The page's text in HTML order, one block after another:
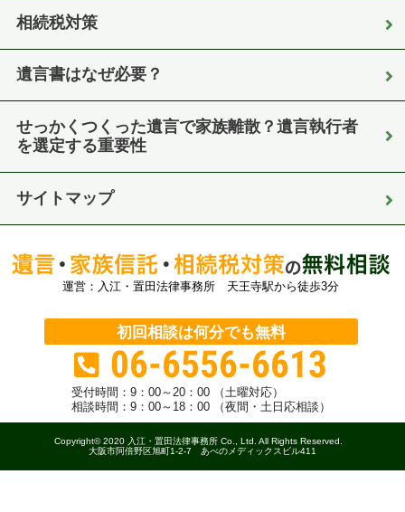
相続税対策
遺言書はなぜ必要？
せっかくつくった遺言で家族離散？遺言執行者
を選定する重要性
サイトマップ
運営：入江・置田法律事務所 天王寺駅から徒歩3分
初回相談は何分でも無料
06-6556-6613
受付時間： 9：00～20：00 （土曜対応）
相談時間：9：00～18：00 （夜間・土日応相談）
Copyright© 2020 入江・置田法律事務所 Co., Ltd. All Rights Reserved.
大阪市阿倍野区旭町1-2-7 あべのメディックスビル411